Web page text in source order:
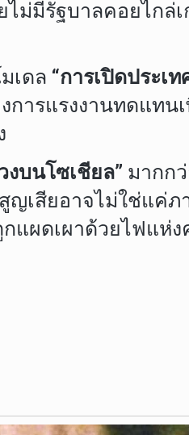
ม่มีรัฐบาลคอยไกล่เ
ดล “การเปิดประเ
ารแรงงานทดแทน
งบนโซเชียล” มากก
เสียอาจไม่ใช่แค่ภ
ผดเผาด้วยไฟแห่ง